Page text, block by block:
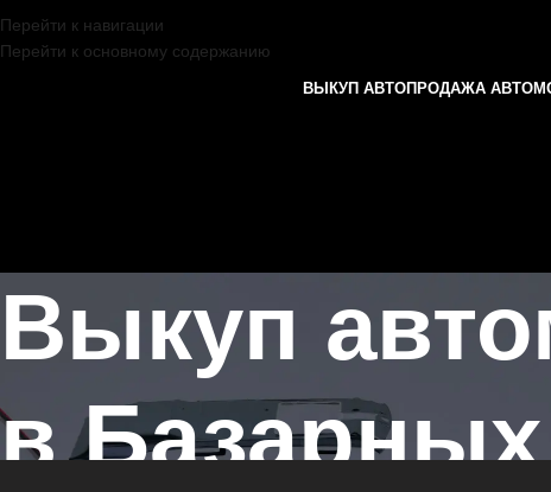
Перейти к навигации
Перейти к основному содержанию
ВЫКУП АВТОПРОДАЖА
Выкуп
в